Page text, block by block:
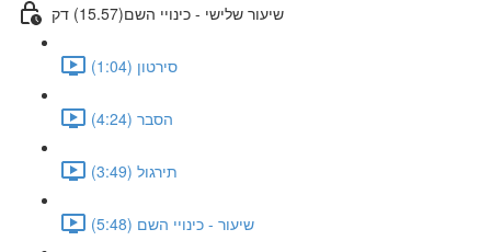
שיעור שלישי - כינויי השם(15.57) דק
סירטון (1:04)
הסבר (4:24)
תירגול (3:49)
שיעור - כינויי השם (5:48)